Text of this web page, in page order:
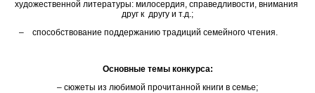
художественной литературы: милосердия, справедливости, внимания
друг к другу и т.д.;
– способствование поддержанию традиций семейного чтения.
Основные темы конкурса:
– сюжеты из любимой прочитанной книги в семье;